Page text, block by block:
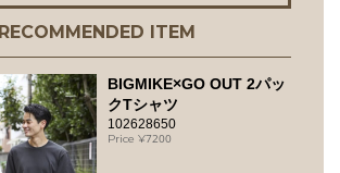
RECOMMENDED ITEM
BIGMIKE×GO OUT 2パッ
クTシャツ
102628650
7200